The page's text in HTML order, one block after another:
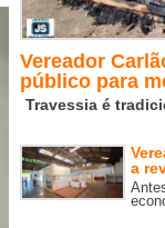
Vereador
público para
Travessia é
a